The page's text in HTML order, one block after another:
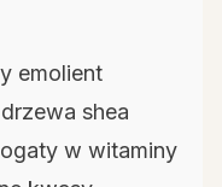
emolient
shea
w witaminy